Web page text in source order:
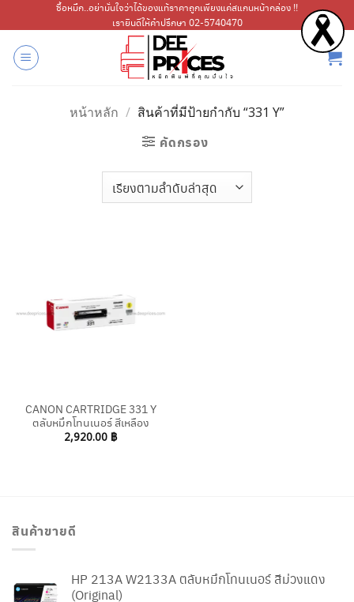
ไป
เนื้อหา
ซื้อหมึก..อย่ามั่นใจว่าได้ของแท้ราคาถูกเพียงแค่สแกนหน้ากล่อง !!
เรายินดีให้คำปรึกษา 02-5740470
หน้าหลัก / สินค้าที่มีป้ายกำกับ “331 Y”
คัดกรอง
CANON CARTRIDGE 331 Y
ตลับหมึกโทนเนอร์ สีเหลือง
2,920.00 ฿
สินค้าขายดี
HP 213A W2133A ตลับหมึกโทนเนอร์ สีม่วงแดง
(Original)